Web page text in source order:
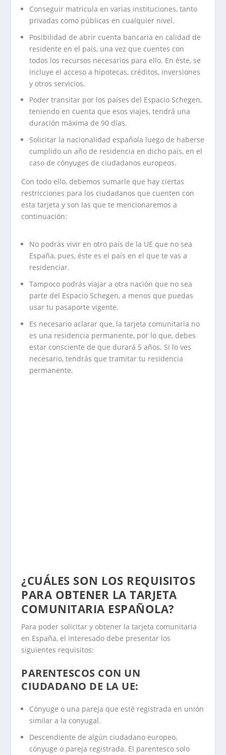
Conseguir matricula en varias instituciones, tanto
privadas como públicas en cualquier nivel.
Posibilidad de abrir cuenta bancaria en calidad de
residente en el país, una vez que cuentes con
todos los recursos necesarios para ello. En éste, se
incluye el acceso a hipotecas, créditos, inversiones
y otros servicios.
Poder transitar por los países del Espacio Schegen,
teniendo en cuenta que esos viajes, tendrá una
duración máxima de 90 días.
Solicitar la nacionalidad española luego de haberse
cumplido un año de residencia en dicho país, en el
caso de cónyuges de ciudadanos europeos.
Con todo ello, debemos sumarle que hay ciertas
restricciones para los ciudadanos que cuenten con
esta tarjeta y son las que te mencionaremos a
continuación:
No podrás vivir en otro país de la UE que no sea
España, pues, éste es el país en el que te vas a
residenciar.
Tampoco podrás viajar a otra nación que no sea
parte del Espacio Schegen, a menos que puedas
usar tu pasaporte vigente.
Es necesario aclarar que, la tarjeta comunitaria no
es una residencia permanente, por lo que, debes
estar consciente de que durará 5 años. Si lo ves
necesario, tendrás que tramitar tu residencia
permanente.
¿CUÁLES SON LOS REQUISITOS
PARA OBTENER LA TARJETA
COMUNITARIA ESPAÑOLA?
Para poder solicitar y obtener la tarjeta comunitaria
en España, el interesado debe presentar los
siguientes requisitos:
PARENTESCOS CON UN
CIUDADANO DE LA UE:
Cónyuge o una pareja que esté registrada en unión
similar a la conyugal.
Descendiente de algún ciudadano europeo,
cónyuge o pareja registrada. El parentesco solo